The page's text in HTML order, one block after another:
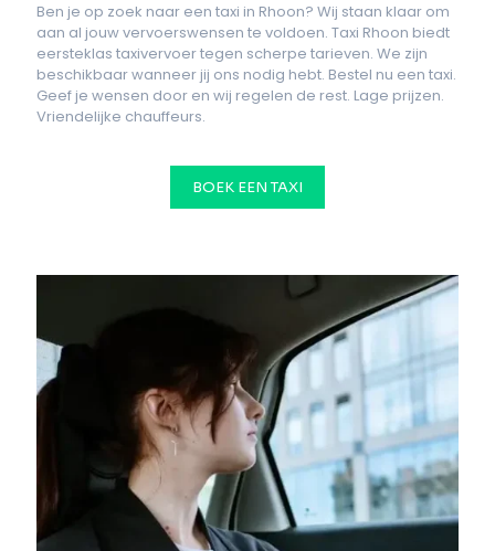
Ben je op zoek naar een taxi in Rhoon? Wij staan klaar om
aan al jouw vervoerswensen te voldoen. Taxi Rhoon biedt
eersteklas taxivervoer tegen scherpe tarieven. We zijn
beschikbaar wanneer jij ons nodig hebt. Bestel nu een taxi.
Geef je wensen door en wij regelen de rest. Lage prijzen.
Vriendelijke chauffeurs.
BOEK EEN TAXI